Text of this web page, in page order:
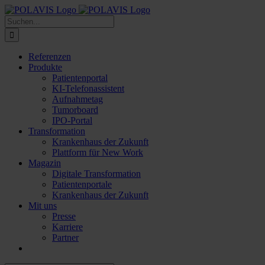
Zum
Inhalt
springen
Suche
nach:
Referenzen
Produkte
Patientenportal
KI-Telefonassistent
Aufnahmetag
Tumorboard
IPO-Portal
Transformation
Krankenhaus der Zukunft
Plattform für New Work
Magazin
Digitale Transformation
Patientenportale
Krankenhaus der Zukunft
Mit uns
Presse
Karriere
Partner